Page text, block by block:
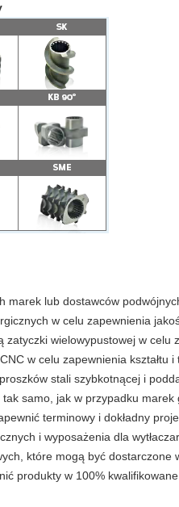
marek lub dostawców
w celu zapewnienia
wielowypustowej w celu
w celu zapewnienia kształtu
stali szybkotnącej i
samo, jak w przypadku marek
terminowy i dokładny
i wyposażenia dla
które mogą być dostarczone
produkty w 100% kwalifikowane